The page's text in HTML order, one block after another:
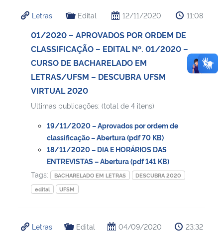
Letras Edital 12/11/2020 11:08
01/2020 – APROVADOS POR ORDEM DE
CLASSIFICAÇÃO – EDITAL Nº. 01/2020 –
CURSO DE BACHARELADO EM
LETRAS/UFSM – DESCUBRA UFSM
VIRTUAL 2020
Ultimas publicações: (total de 4 itens)
19/11/2020 – Aprovados por ordem de
classificação – Abertura (pdf 70 KB)
18/11/2020 – DIA E HORÁRIOS DAS
ENTREVISTAS – Abertura (pdf 141 KB)
Tags:
BACHARELADO EM LETRAS
DESCUBRA 2020
edital
UFSM
Letras Edital 04/09/2020 23:32